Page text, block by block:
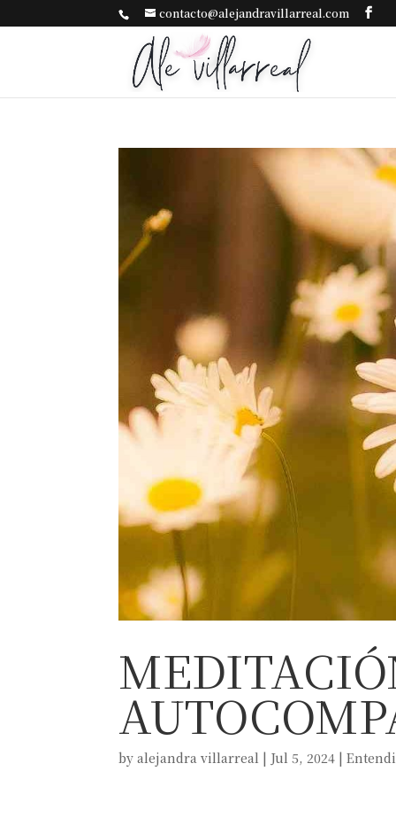
contacto@alejandravillarreal.com
byalejandra villarreal | Jul 5, 2024 |